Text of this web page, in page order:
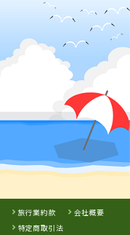
旅行業約款
会社概要
特定商取引法